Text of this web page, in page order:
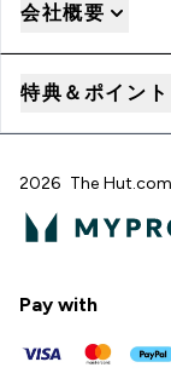
会社概要
特典＆ポイント
2026 The
Pay with